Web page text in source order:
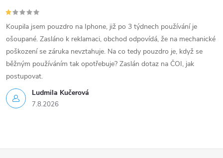
Ludmila Kučerová
7.8.2026
Koupila jsem pouzdro na Iphone, již po 3 týdnech používání je
ošoupané. Zasláno k reklamaci, obchod odpovídá, že na mechanické
poškození se záruka nevztahuje. Na co tedy pouzdro je, když se
běžným používáním tak opotřebuje? Zaslán dotaz na ČOI, jak
postupovat.